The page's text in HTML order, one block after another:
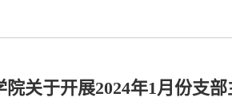
院关于开展2024年1月份支